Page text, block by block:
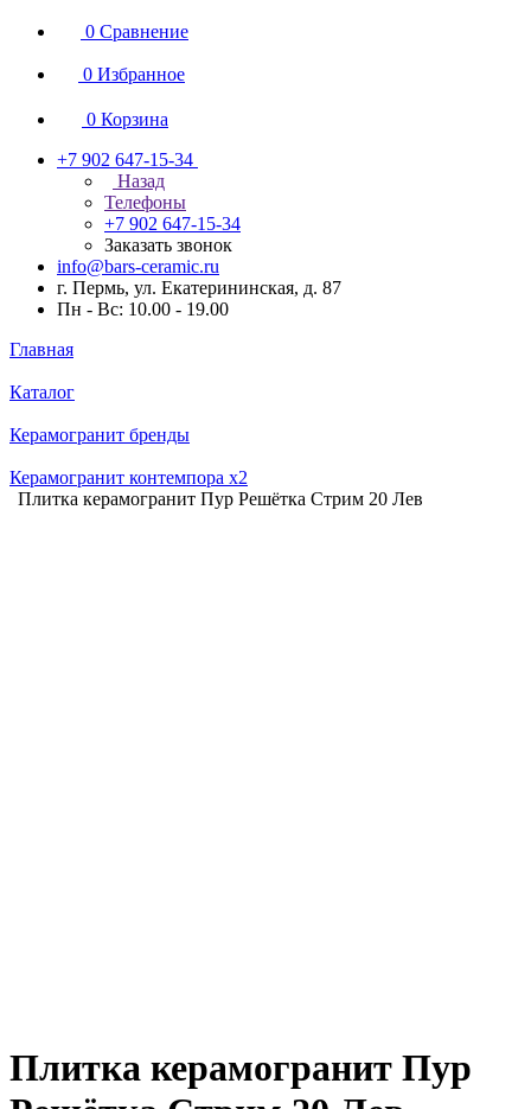
0 Сравнение
0 Избранное
0 Корзина
+7 902 647-15-34
Назад
Телефоны
+7 902 647-15-34
Заказать звонок
info@bars-ceramic.ru
г. Пермь, ул. Екатерининская, д. 87
Пн - Вс: 10.00 - 19.00
Главная
Каталог
Керамогранит бренды
Керамогранит контемпора x2
Плитка керамогранит Пур Решётка Стрим 20 Лев
Плитка керамогранит Пур